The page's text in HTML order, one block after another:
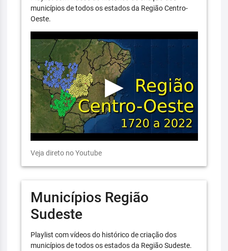
municípios de todos os estados da Região Centro-
Oeste.
Veja direto no Youtube
Municípios Região
Sudeste
Playlist com vídeos do histórico de criação dos
municípios de todos os estados da Região Sudeste.